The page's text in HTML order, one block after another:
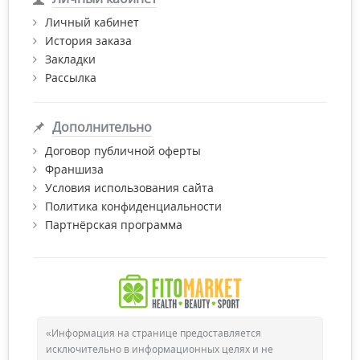
Личный кабинет
История заказа
Закладки
Рассылка
Дополнительно
Договор публичной оферты
Франшиза
Условия использования сайта
Политика конфиденциальности
Партнёрская программа
«Информация на странице предоставляется
исключительно в информационных целях и не